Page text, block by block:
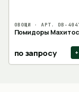
ОВОЩИ · АРТ. DB-
Помидоры Махитос
по запросу